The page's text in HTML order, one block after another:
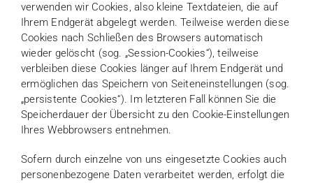
verwenden wir Cookies, also kleine Textdateien, die auf
Ihrem Endgerät abgelegt werden. Teilweise werden diese
Cookies nach Schließen des Browsers automatisch
wieder gelöscht (sog. „Session-Cookies“), teilweise
verbleiben diese Cookies länger auf Ihrem Endgerät und
ermöglichen das Speichern von Seiteneinstellungen (sog.
„persistente Cookies“). Im letzteren Fall können Sie die
Speicherdauer der Übersicht zu den Cookie-Einstellungen
Ihres Webbrowsers entnehmen.
Sofern durch einzelne von uns eingesetzte Cookies auch
personenbezogene Daten verarbeitet werden, erfolgt die